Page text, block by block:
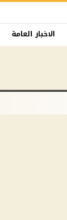
الاخبار العامة